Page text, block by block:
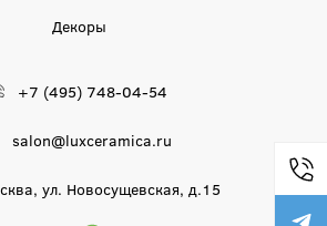
Декоры
+7 (495) 748-04-54
salon@luxceramica.ru
ул. Новосущевская, д.15